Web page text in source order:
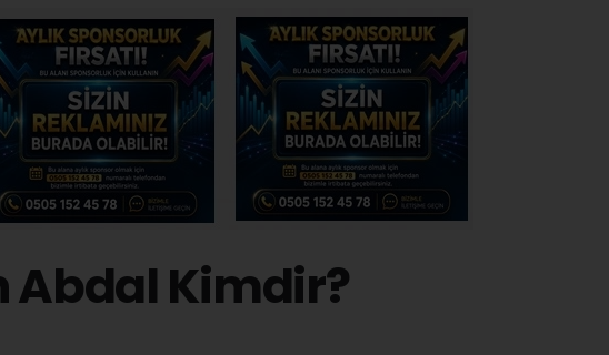
Abdal Kimdir?